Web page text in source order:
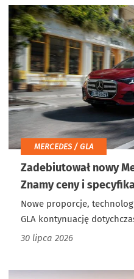
MERCEDES / GLA
Zadebiutował nowy
Znamy ceny i
Nowe proporcje,
GLA kontynuację
30 lipca 2026